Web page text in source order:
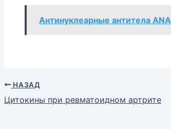
Антинуклеарные антитела ANA
НАЗАД
Цитокины при ревматоидном артрите